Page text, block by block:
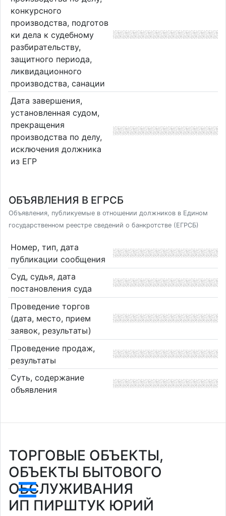
конкурсного
производства, подготов
ки дела к судебному
разбирательству,
защитного периода,
ликвидационного
производства, санации
Дата завершения,
установленная судом,
прекращения
производства по делу,
исключения должника
из ЕГР
ОБЪЯВЛЕНИЯ В ЕГРСБ
Объявления, публикуемые в отношении должников в Едином
государственном реестре сведений о банкротстве (ЕГРСБ)
Номер, тип, дата
публикации сообщения
Суд, судья, дата
постановления суда
Проведение торгов
(дата, место, прием
заявок, результаты)
Проведение продаж,
результаты
Суть, содержание
объявления
ТОРГОВЫЕ ОБЪЕКТЫ,
ОБЪЕКТЫ БЫТОВОГО
ОБСЛУЖИВАНИЯ
ИП ПИРШТУК ЮРИЙ